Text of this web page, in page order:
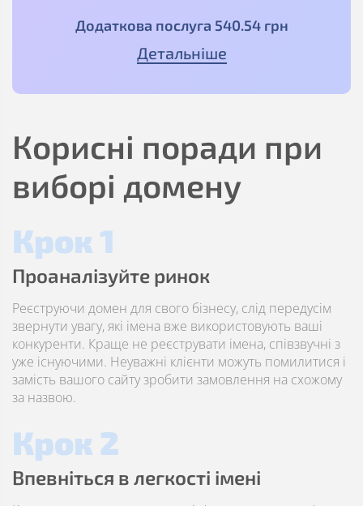
Додаткова послуга 540.54грн
Детальніше
Корисні поради при
виборі домену
Крок 1
Проаналізуйте ринок
Реєструючи домен для свого бізнесу, слід передусім
звернути увагу, які імена вже використовують ваші
конкуренти. Краще не реєструвати імена, співзвучні з
уже існуючими. Неуважні клієнти можуть помилитися і
замість вашого сайту зробити замовлення на схожому
за назвою.
Крок 2
Впевніться в легкості імені